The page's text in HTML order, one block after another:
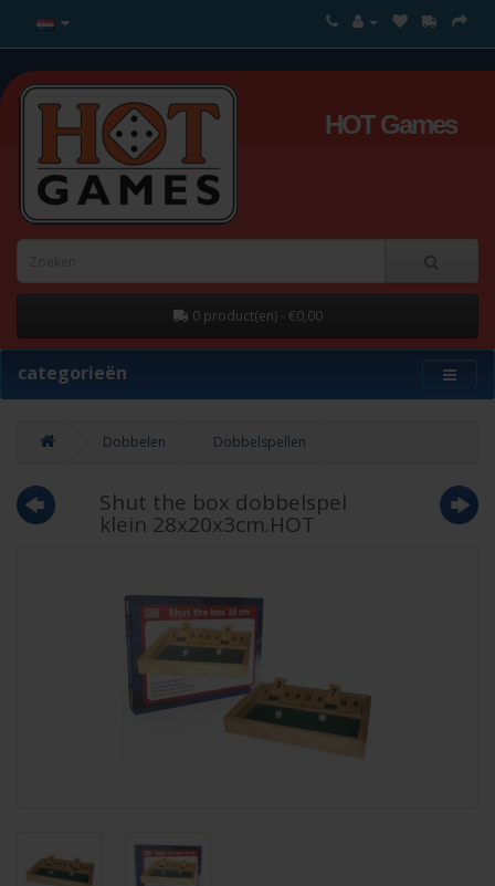
HOT Games
0 product(en) - €0,00
categorieën
Dobbelen Dobbelspellen
Shut the box dobbelspel
klein 28x20x3cm.HOT